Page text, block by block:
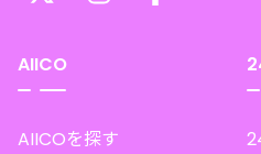
AIICO
AIICOを探す